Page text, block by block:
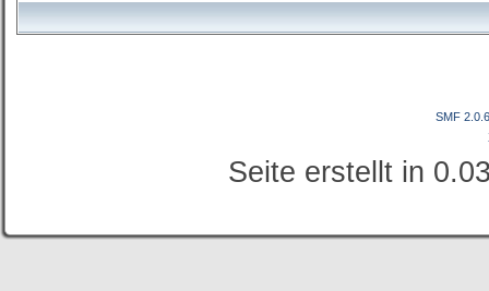
SMF 2.0.6
Seite erstellt in